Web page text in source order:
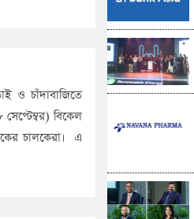
ও চাঁদাবাজিতে
বিকেল
চালকেরা। এ